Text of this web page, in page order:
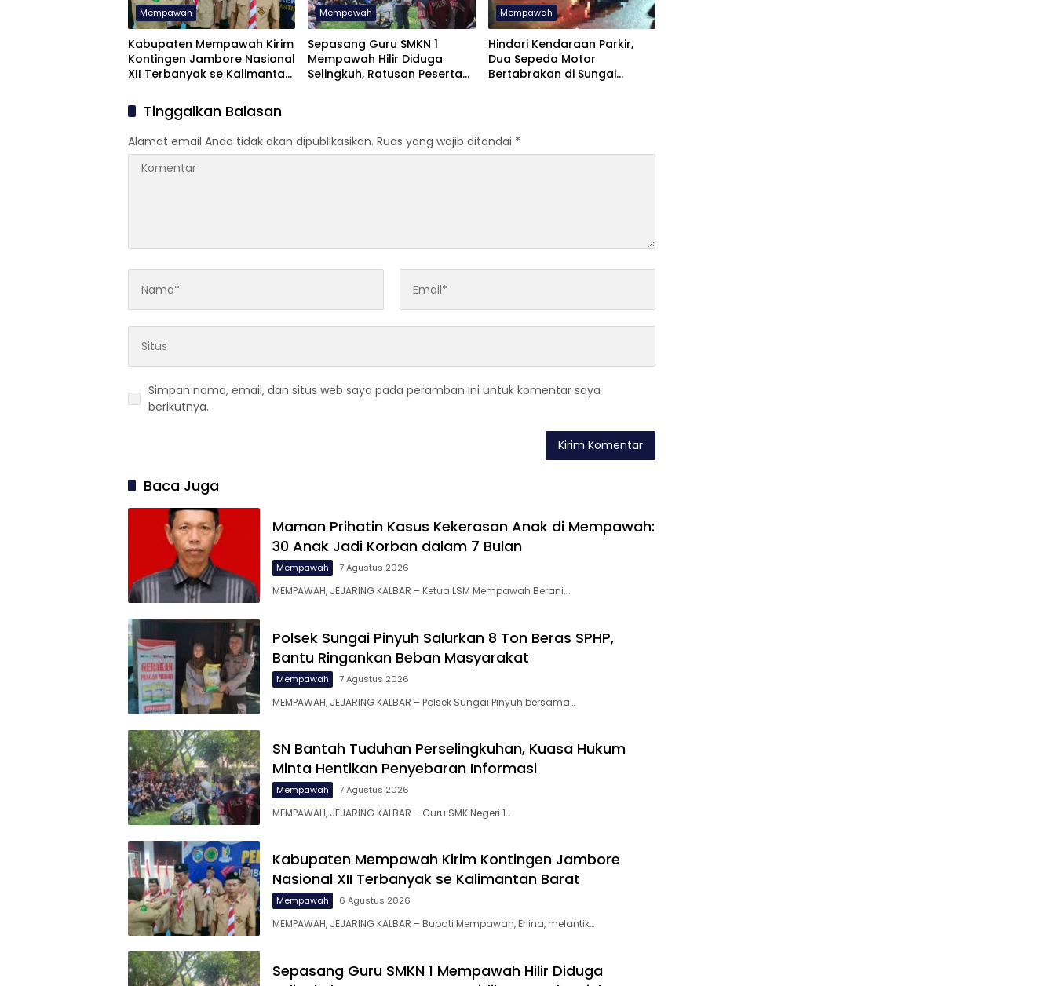
Mempawah
Kabupaten Mempawah Kirim
Kontingen Jambore Nasional
XII Terbanyak se Kalimantan
Mempawah
Sepasang Guru SMKN 1
Mempawah Hilir Diduga
Selingkuh, Ratusan Peserta
Mempawah
Hindari Kendaraan Parkir,
Dua Sepeda Motor
Bertabrakan di Sungai
Tinggalkan Balasan
Alamat email Anda tidak akan dipublikasikan. Ruas yang wajib ditandai *
Simpan nama, email, dan situs web saya pada peramban ini untuk komentar saya
berikutnya.
Baca Juga
Maman Prihatin Kasus Kekerasan Anak di Mempawah:
30 Anak Jadi Korban dalam 7 Bulan
Mempawah 7 Agustus 2026
MEMPAWAH, JEJARING KALBAR – Ketua LSM Mempawah Berani,…
Polsek Sungai Pinyuh Salurkan 8 Ton Beras SPHP,
Bantu Ringankan Beban Masyarakat
Mempawah 7 Agustus 2026
MEMPAWAH, JEJARING KALBAR – Polsek Sungai Pinyuh bersama…
SN Bantah Tuduhan Perselingkuhan, Kuasa Hukum
Minta Hentikan Penyebaran Informasi
Mempawah 7 Agustus 2026
MEMPAWAH, JEJARING KALBAR – Guru SMK Negeri 1…
Kabupaten Mempawah Kirim Kontingen Jambore
Nasional XII Terbanyak se Kalimantan Barat
Mempawah 6 Agustus 2026
MEMPAWAH, JEJARING KALBAR – Bupati Mempawah, Erlina, melantik…
Sepasang Guru SMKN 1 Mempawah Hilir Diduga